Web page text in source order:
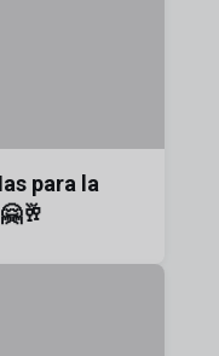
para la